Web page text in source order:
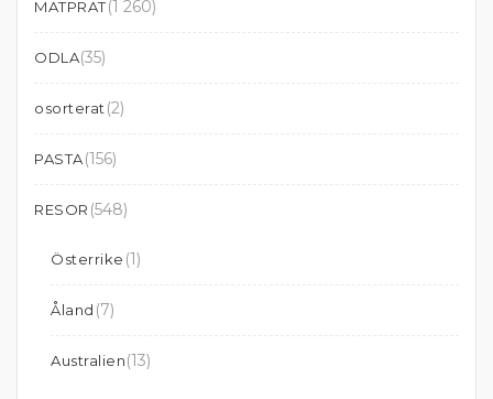
MATPRAT(1 260)
ODLA(35)
osorterat (2)
PASTA(156)
RESOR (548)
Österrike (1)
Åland (7)
Australien(13)